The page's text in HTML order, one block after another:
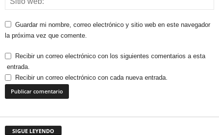
Guardar mi nombre, correo electrónico y sitio web en este navegador
la próxima vez que comente.
Recibir un correo electrónico con los siguientes comentarios a esta
entrada.
Recibir un correo electrónico con cada nueva entrada.
SIGUE LEYENDO